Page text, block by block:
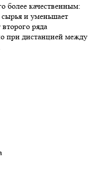
более качественным:
сырья и уменьшает
ряда
при дистанцией между